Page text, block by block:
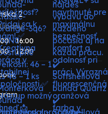
2
- 16:00
- 12:00